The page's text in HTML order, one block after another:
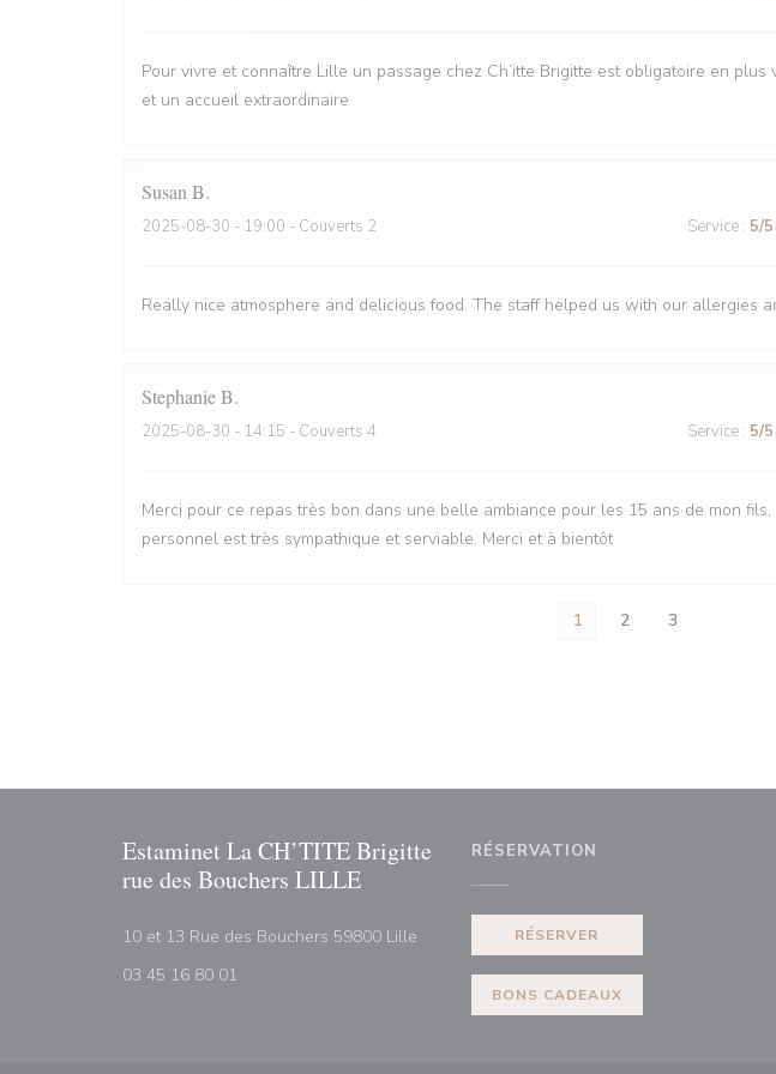
Pour vivre et connaître Lille un passage chez Ch’itte Brigitte est obligatoire en
et un accueil extraordinaire
Susan B
2025-08-30 - 19:00 - Couverts 2 Service : 5/5
Really nice atmosphere and delicious food. The staff helped us with our allergies
StephanieB
2025-08-30 - 14:15 - Couverts 4 Service : 5/5
Merci pour ce repas très bon dans une belle ambiance pour les 15 ans de mon
personnel est très sympathique et serviable. Merci et à bientôt
1 2 3
Estaminet La CH’TITE Brigitte
rue des Bouchers LILLE
10 et 13 Rue des Bouchers 59800 Lille ((ouvre une nouvelle fenêtre))
03 45 16 80 01
RÉSERVATION
RÉSERVER
BONS CADEAUX